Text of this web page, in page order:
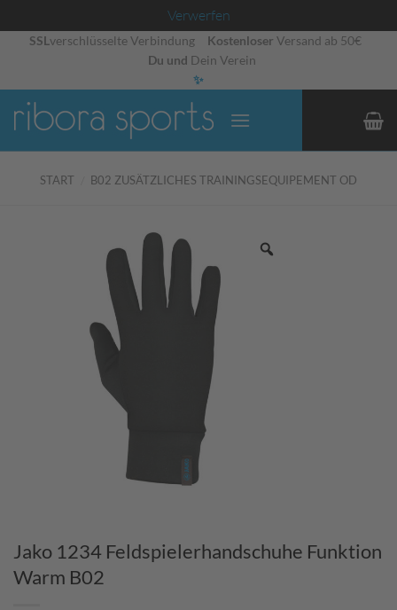
Verwerfen
springen
SSL verschlüsselte Verbindung Kostenloser Versand ab 50€
Du und Dein Verein
✨
START B02 ZUSÄTZLICHES TRAININGSEQUIPEMENT OD
Jako 1234 Feldspielerhandschuhe Funktion
Warm B02